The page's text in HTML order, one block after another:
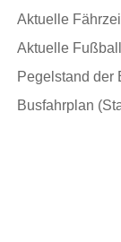
Aktuelle
Aktuelle
Pegelstand der
Busfahrplan